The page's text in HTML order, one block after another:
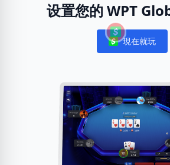
设置您的 WPT
Notifications
現在就玩